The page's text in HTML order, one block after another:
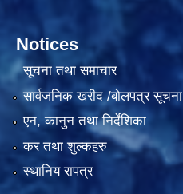
Notices
सूचना तथा समाचार
सार्वजनिक खरीद /बोलपत्र सूचना
एन, कानुन तथा निर्देशिका
कर तथा शुल्कहरु
स्थानिय रापत्र